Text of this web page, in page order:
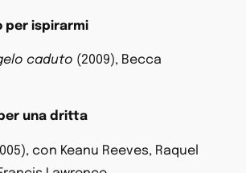
per ispirarmi
caduto (2009), Becca
una dritta
con Keanu Reeves, Raquel